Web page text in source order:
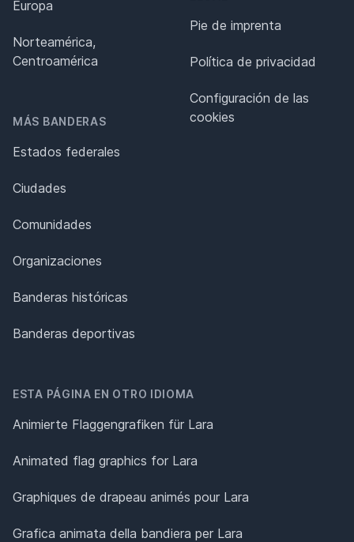
Europa
Norteamérica,
Centroamérica
MÁS BANDERAS
Estados federales
Ciudades
Comunidades
Organizaciones
Banderas históricas
Banderas deportivas
Pie de imprenta
Política de privacidad
Configuración de las
cookies
ESTA PÁGINA EN OTRO IDIOMA
Animierte Flaggengrafiken für Lara
Animated flag graphics for Lara
Graphiques de drapeau animés pour Lara
Grafica animata della bandiera per Lara